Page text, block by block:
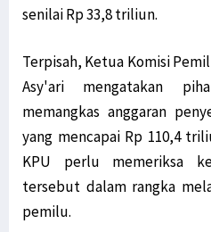
senilai Rp 33,8 triliun.
Terpisah, Ketua Komisi
Asy'ari mengatakan
memangkas anggaran
yang mencapai Rp 110,4
KPU perlu memeriksa
tersebut dalam rangka
pemilu.